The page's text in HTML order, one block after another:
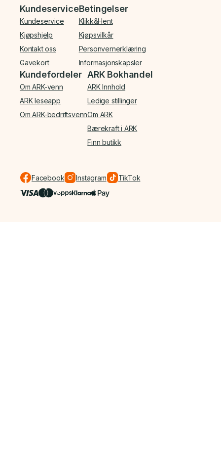
Bunnmeny
Kundeservice
Kundeservice
Kjøpshjelp
Kontakt oss
Gavekort
Betingelser
Klikk&Hent
Kjøpsvilkår
Personvernerklæring
Informasjonskapsler
Kundefordeler
Om ARK-venn
ARK leseapp
Om ARK-bedriftsvenn
ARK Bokhandel
ARK Innhold
Ledige stillinger
Om ARK
Bærekraft i ARK
Finn butikk
Facebook Instagram TikTok